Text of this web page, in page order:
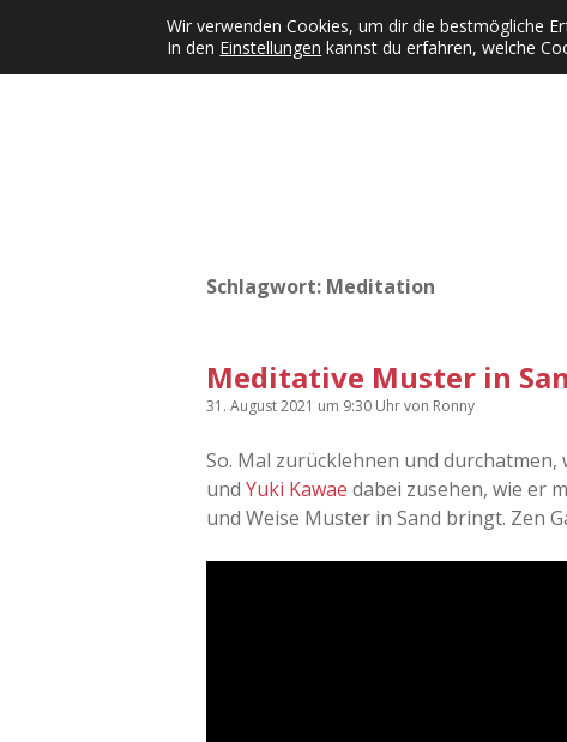
Kategorien Dropdown-Menü öffnen
KFMW-Disco Dates
Schlagwort: Meditation
Meditative Muster in
31. August 2021 um 9:30 Uhrvon Ronny
So. Mal zurücklehnen und durchatmen,
und Yuki Kawae dabei zusehen, wie er
und Weise Muster in Sand bringt. Zen
Wir verwenden Cookies, um dir die bestmögliche
In den Einstellungen kannst du erfahren, welche